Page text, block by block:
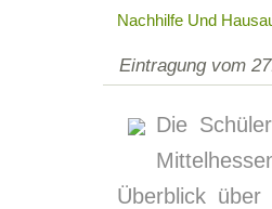
Nachhilfe Und
Eintragung vom
Die
Überblick